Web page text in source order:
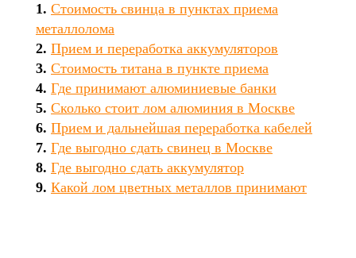
Стоимость свинца в пунктах приема
металлолома
Прием и переработка аккумуляторов
Стоимость титана в пункте приема
Где принимают алюминиевые банки
Сколько стоит лом алюминия в Москве
Прием и дальнейшая переработка кабелей
Где выгодно сдать свинец в Москве
Где выгодно сдать аккумулятор
Какой лом цветных металлов принимают